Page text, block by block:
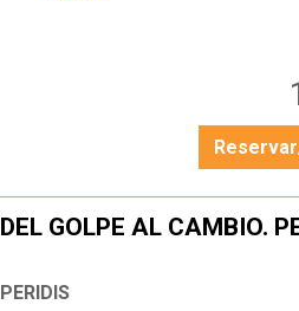
DEL GOLPE AL CAMBIO.
PERIDIS